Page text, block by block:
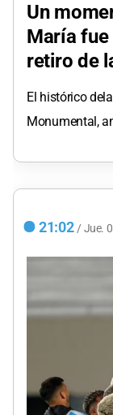
Un
María fue
retiro de
El histórico
Monumental,
21:02 / Jue.